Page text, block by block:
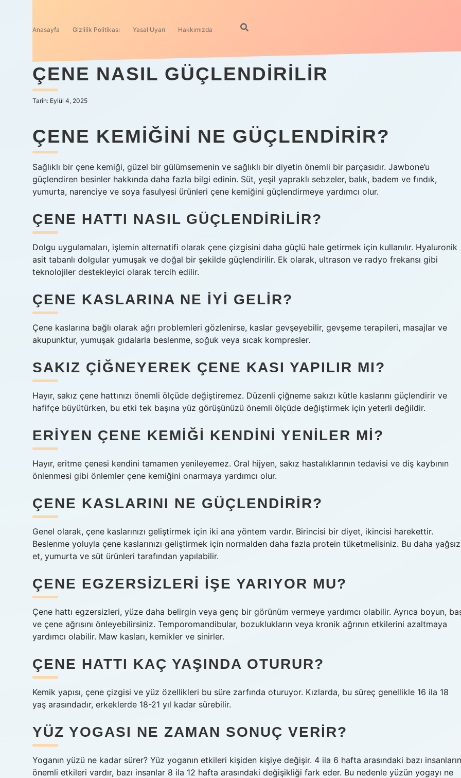
Anasayfa Gizlilik Politikası Yasal Uyarı Hakkımızda
ÇENE NASIL GÜÇLENDIRILIR
Tarih: Eylül 4, 2025
ÇENE KEMIĞINI NE GÜÇLENDIRIR?
Sağlıklı bir çene kemiği, güzel bir gülümsemenin ve sağlıklı bir diyetin önemli bir parçasıdır. Jawbone’u
güçlendiren besinler hakkında daha fazla bilgi edinin. Süt, yeşil yapraklı sebzeler, balık, badem ve fındık,
yumurta, narenciye ve soya fasulyesi ürünleri çene kemiğini güçlendirmeye yardımcı olur.
ÇENE HATTI NASIL GÜÇLENDIRILIR?
Dolgu uygulamaları, işlemin alternatifi olarak çene çizgisini daha güçlü hale getirmek için kullanılır. Hyaluronik
asit tabanlı dolgular yumuşak ve doğal bir şekilde güçlendirilir. Ek olarak, ultrason ve radyo frekansı gibi
teknolojiler destekleyici olarak tercih edilir.
ÇENE KASLARINA NE IYI GELIR?
Çene kaslarına bağlı olarak ağrı problemleri gözlenirse, kaslar gevşeyebilir, gevşeme terapileri, masajlar ve
akupunktur, yumuşak gıdalarla beslenme, soğuk veya sıcak kompresler.
SAKIZ ÇIĞNEYEREK ÇENE KASI YAPILIR MI?
Hayır, sakız çene hattınızı önemli ölçüde değiştiremez. Düzenli çiğneme sakızı kütle kaslarını güçlendirir ve
hafifçe büyütürken, bu etki tek başına yüz görüşünüzü önemli ölçüde değiştirmek için yeterli değildir.
ERIYEN ÇENE KEMIĞI KENDINI YENILER MI?
Hayır, eritme çenesi kendini tamamen yenileyemez. Oral hijyen, sakız hastalıklarının tedavisi ve diş kaybının
önlenmesi gibi önlemler çene kemiğini onarmaya yardımcı olur.
ÇENE KASLARINI NE GÜÇLENDIRIR?
Genel olarak, çene kaslarınızı geliştirmek için iki ana yöntem vardır. Birincisi bir diyet, ikincisi harekettir.
Beslenme yoluyla çene kaslarınızı geliştirmek için normalden daha fazla protein tüketmelisiniz. Bu daha yağsız
et, yumurta ve süt ürünleri tarafından yapılabilir.
ÇENE EGZERSIZLERI IŞE YARIYOR MU?
Çene hattı egzersizleri, yüze daha belirgin veya genç bir görünüm vermeye yardımcı olabilir. Ayrıca boyun,
ve çene ağrısını önleyebilirsiniz. Temporomandibular, bozuklukların veya kronik ağrının etkilerini azaltmaya
yardımcı olabilir. Maw kasları, kemikler ve sinirler.
ÇENE HATTI KAÇ YAŞINDA OTURUR?
Kemik yapısı, çene çizgisi ve yüz özellikleri bu süre zarfında oturuyor. Kızlarda, bu süreç genellikle 16 ila 18
yaş arasındadır, erkeklerde 18-21 yıl kadar sürebilir.
YÜZ YOGASI NE ZAMAN SONUÇ VERIR?
Yoganın yüzü ne kadar sürer? Yüz yoganın etkileri kişiden kişiye değişir. 4 ila 6 hafta arasındaki bazı insanların
önemli etkileri vardır, bazı insanlar 8 ila 12 hafta arasındaki değişikliği fark eder. Bu nedenle yüzün yogayı ne